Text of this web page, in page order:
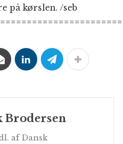
på kørslen. /seb
Brodersen
af Dansk